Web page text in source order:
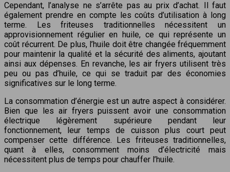
Cependant, l’analyse ne s’arrête pas au prix d’achat. Il faut
également prendre en compte les coûts d’utilisation à long
terme. Les friteuses traditionnelles nécessitent un
approvisionnement régulier en huile, ce qui représente un
coût récurrent. De plus, l’huile doit être changée fréquemment
pour maintenir la qualité et la sécurité des aliments, ajoutant
ainsi aux dépenses. En revanche, les air fryers utilisent très
peu ou pas d’huile, ce qui se traduit par des économies
significatives sur le long terme.
La consommation d’énergie est un autre aspect à considérer.
Bien que les air fryers puissent avoir une consommation
électrique légèrement supérieure pendant leur
fonctionnement, leur temps de cuisson plus court peut
compenser cette différence. Les friteuses traditionnelles,
quant à elles, consomment moins d’électricité mais
nécessitent plus de temps pour chauffer l’huile.